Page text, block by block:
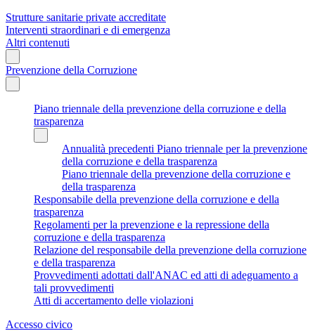
Strutture sanitarie private accreditate
Interventi straordinari e di emergenza
Altri contenuti
Prevenzione della Corruzione
Piano triennale della prevenzione della corruzione e della
trasparenza
Annualità precedenti Piano triennale per la prevenzione
della corruzione e della trasparenza
Piano triennale della prevenzione della corruzione e
della trasparenza
Responsabile della prevenzione della corruzione e della
trasparenza
Regolamenti per la prevenzione e la repressione della
corruzione e della trasparenza
Relazione del responsabile della prevenzione della corruzione
e della trasparenza
Provvedimenti adottati dall'ANAC ed atti di adeguamento a
tali provvedimenti
Atti di accertamento delle violazioni
Accesso civico